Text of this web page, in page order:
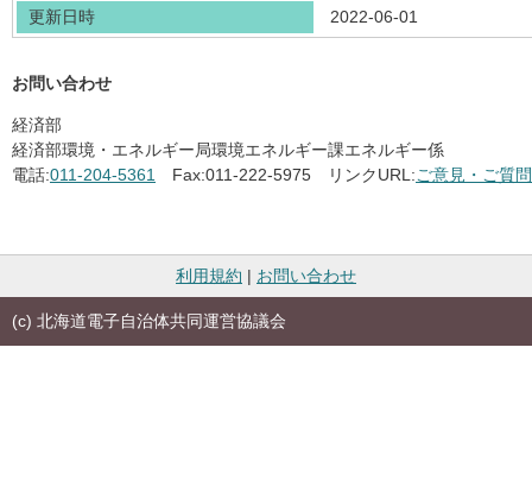
更新日時
2022-06-01
お問い合わせ
経済部
経済部環境・エネルギー局環境エネルギー課エネルギー係
電話:011-204-5361 Fax:011-222-5975 リンクURL:ご意見・ご質
利用規約 | お問い合わせ
(c) 北海道電子自治体共同運営協議会